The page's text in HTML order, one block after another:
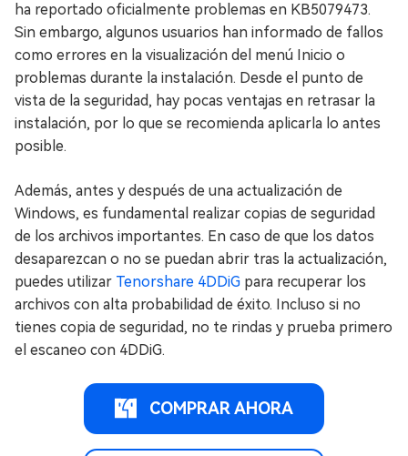
ha reportado oficialmente problemas en KB5079473.
Sin embargo, algunos usuarios han informado de fallos
como errores en la visualización del menú Inicio o
problemas durante la instalación. Desde el punto de
vista de la seguridad, hay pocas ventajas en retrasar la
instalación, por lo que se recomienda aplicarla lo antes
posible.
Además, antes y después de una actualización de
Windows, es fundamental realizar copias de seguridad
de los archivos importantes. En caso de que los datos
desaparezcan o no se puedan abrir tras la actualización,
puedes utilizar Tenorshare 4DDiG para recuperar los
archivos con alta probabilidad de éxito. Incluso si no
tienes copia de seguridad, no te rindas y prueba primero
el escaneo con 4DDiG.
COMPRAR AHORA